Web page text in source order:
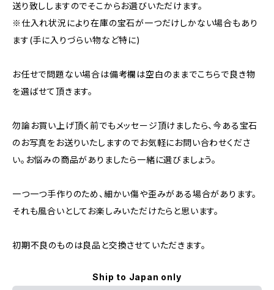
送り致ししますのでそこからお選びいただけます。
※仕入れ状況により在庫の宝石が一つだけしかない場合もあり
ます(手に入りづらい物など特に)
お任せで問題ない場合は備考欄は空白のままでこちらで良き物
を選ばせて頂きます。
勿論お買い上げ頂く前でもメッセージ頂けましたら、今ある宝石
のお写真をお送りいたしますのでお気軽にお問い合わせくださ
い。お悩みの商品がありましたら一緒に選びましょう。
一つ一つ手作りのため、細かい傷や歪みがある場合があります。
それも風合いとしてお楽しみいただけたらと思います。
初期不良のものは良品と交換させていただきます。
Ship to Japan only